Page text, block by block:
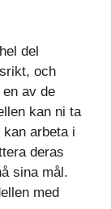
del
och
av de
kan ni ta
arbeta i
deras
sina mål.
med